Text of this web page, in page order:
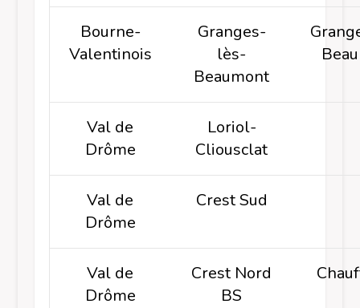
Bourne-
Valentinois
Granges-
lès-
Beaumont
Val de
Drôme
Loriol-
Cliousclat
Val de
Drôme
Crest Sud
Val de
Drôme
Crest Nord
BS